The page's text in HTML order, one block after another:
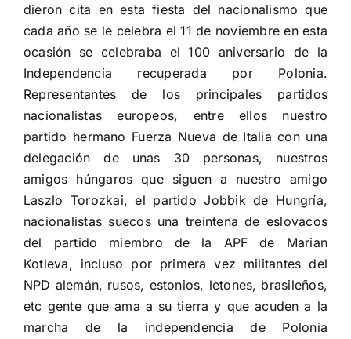
dieron cita en esta fiesta del nacionalismo que
cada año se le celebra el 11 de noviembre en esta
ocasión se celebraba el 100 aniversario de la
Independencia recuperada por Polonia.
Representantes de los principales partidos
nacionalistas europeos, entre ellos nuestro
partido hermano Fuerza Nueva de Italia con una
delegación de unas 30 personas, nuestros
amigos húngaros que siguen a nuestro amigo
Laszlo Torozkai, el partido Jobbik de Hungría,
nacionalistas suecos una treintena de eslovacos
del partido miembro de la APF de Marian
Kotleva, incluso por primera vez militantes del
NPD alemán, rusos, estonios, letones, brasileños,
etc gente que ama a su tierra y que acuden a la
marcha de la independencia de Polonia